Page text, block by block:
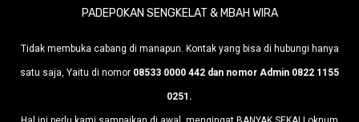
PADEPOKAN SENGKELAT & MBAH WIRA
Tidak membuka cabang di manapun. Kontak yang bisa di hubungi hanya
satu saja, Yaitu di nomor 08533 0000 442 dan nomor Admin 0822 1155
0251.